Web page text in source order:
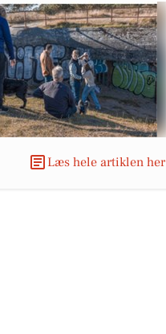
Læs hele artiklen her